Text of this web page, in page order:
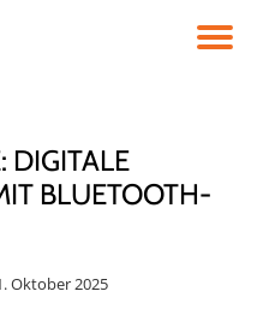
DIGITALE
BLUETOOTH-
Oktober 2025